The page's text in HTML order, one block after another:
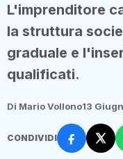
L'imprenditore
la struttura
graduale e
qualificati.
Di Mario Vollono13
CONDIVIDI